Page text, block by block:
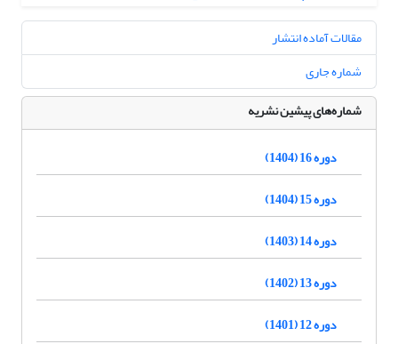
مقالات آماده انتشار
شماره جاری
شماره‌های پیشین نشریه
دوره 16 (1404)
دوره 15 (1404)
دوره 14 (1403)
دوره 13 (1402)
دوره 12 (1401)